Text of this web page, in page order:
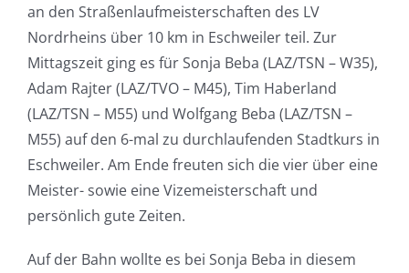
an den Straßenlaufmeisterschaften des LV
Nordrheins über 10 km in Eschweiler teil. Zur
Mittagszeit ging es für Sonja Beba (LAZ/TSN – W35),
Adam Rajter (LAZ/TVO – M45), Tim Haberland
(LAZ/TSN – M55) und Wolfgang Beba (LAZ/TSN –
M55) auf den 6-mal zu durchlaufenden Stadtkurs in
Eschweiler. Am Ende freuten sich die vier über eine
Meister- sowie eine Vizemeisterschaft und
persönlich gute Zeiten.
Auf der Bahn wollte es bei Sonja Beba in diesem